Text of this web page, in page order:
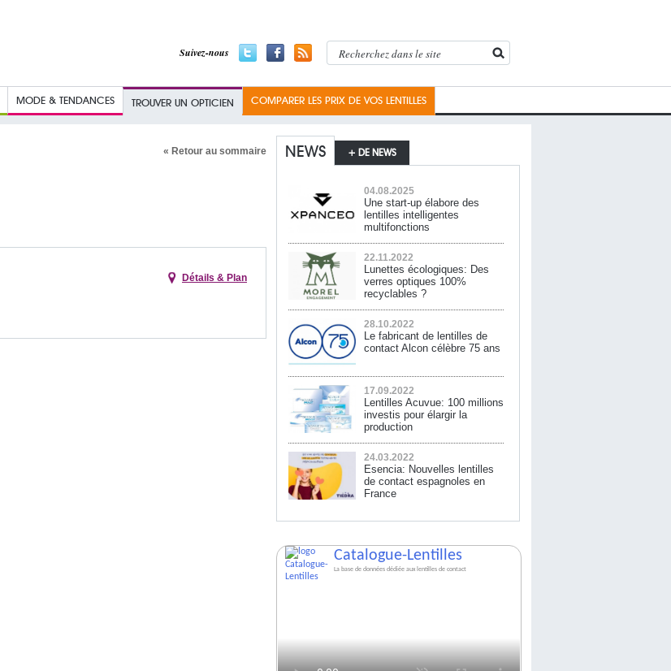
Suivez-nous
MODE & TENDANCES TROUVER UN OPTICIEN COMPARER LES PRIX DE VOS LENTILLES
« Retour au sommaire
Détails & Plan
NEWS + DE NEWS
04.08.2025
Une start-up élabore des
lentilles intelligentes
multifonctions
22.11.2022
Lunettes écologiques: Des
verres optiques 100%
recyclables ?
28.10.2022
Le fabricant de lentilles de
contact Alcon célèbre 75 ans
17.09.2022
Lentilles Acuvue: 100 millions
investis pour élargir la
production
24.03.2022
Esencia: Nouvelles lentilles
de contact espagnoles en
France
Catalogue-Lentilles
La base de données dédiée aux lentilles de contact